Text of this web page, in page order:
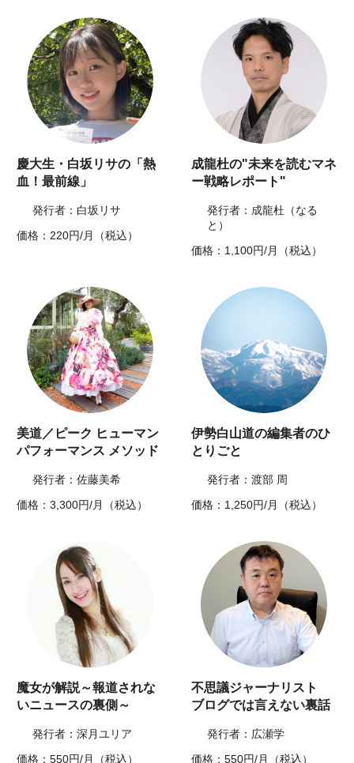
慶大生・白坂リサの「熱
血！最前線」
発行者：白坂リサ
価格：220円/月（税込）
成龍杜の"未来を読むマネ
ー戦略レポート"
発行者：成龍杜（なる
と）
価格：1,100円/月（税込）
美道／ピーク ヒューマン
パフォーマンス メソッド
発行者：佐藤美希
価格：3,300円/月（税込）
伊勢白山道の編集者のひ
とりごと
発行者：渡部 周
価格：1,250円/月（税込）
魔女が解説～報道されな
いニュースの裏側～
発行者：深月ユリア
価格：550円/月（税込）
不思議ジャーナリスト
ブログでは言えない裏話
発行者：広瀬学
価格：550円/月（税込）